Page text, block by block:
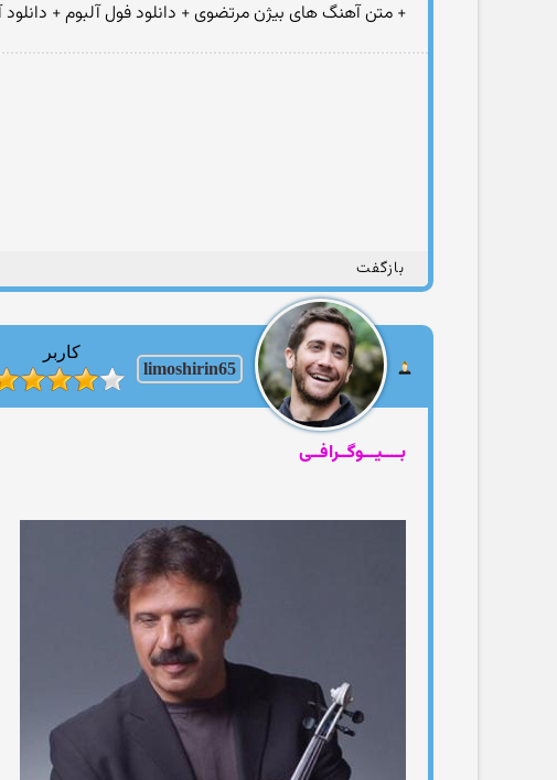
+ متن آهنگ های بیژن مرتضوی + دانلود فول آلبوم + دانلود
بازگفت
limoshirin65
کاربر
بــــیـــوگــرافــی